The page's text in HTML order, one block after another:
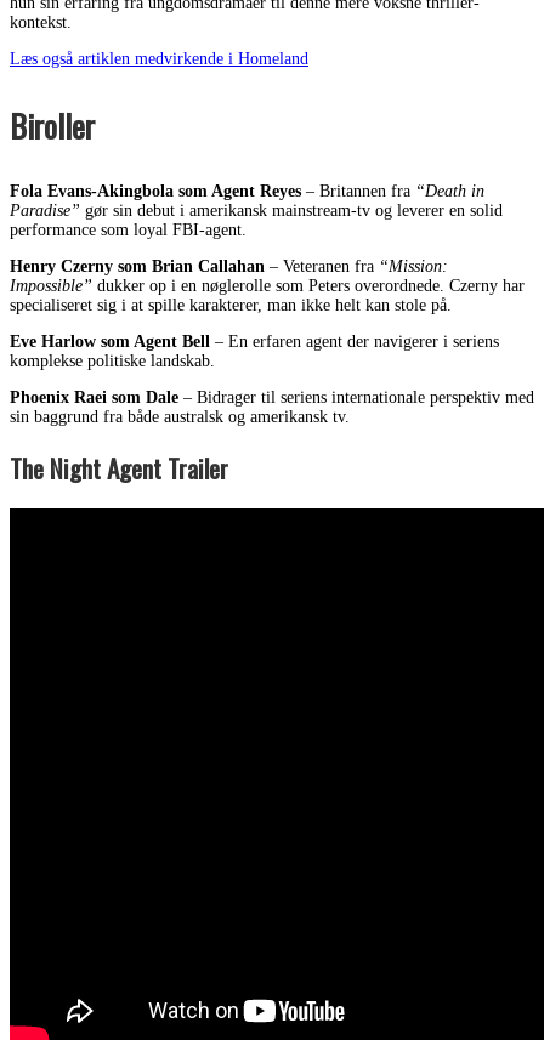
kontekst.
Læs også artiklen medvirkende i Homeland
Biroller
Fola Evans-Akingbola som Agent Reyes – Britannen fra “Death in
Paradise” gør sin debut i amerikansk mainstream-tv og leverer en solid
performance som loyal FBI-agent.
Henry Czerny som Brian Callahan – Veteranen fra “Mission:
Impossible” dukker op i en nøglerolle som Peters overordnede. Czerny har
specialiseret sig i at spille karakterer, man ikke helt kan stole på.
Eve Harlow som Agent Bell – En erfaren agent der navigerer i seriens
komplekse politiske landskab.
Phoenix Raei som Dale – Bidrager til seriens internationale perspektiv med
sin baggrund fra både australsk og amerikansk tv.
The Night Agent Trailer